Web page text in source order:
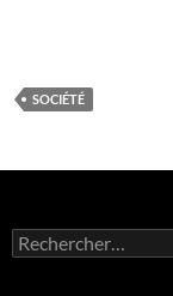
SOCIÉTÉ
Rechercher :